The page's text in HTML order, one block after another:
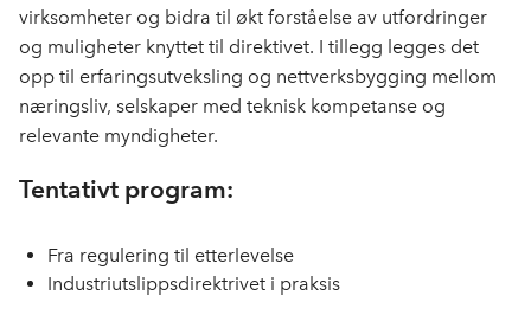
virksomheter og bidra til økt forståelse av utfordringer
og muligheter knyttet til direktivet. I tillegg legges det
opp til erfaringsutveksling og nettverksbygging mellom
næringsliv, selskaper med teknisk kompetanse og
relevante myndigheter.
Tentativt program:
Fra regulering til etterlevelse
Industriutslippsdirektrivet i praksis